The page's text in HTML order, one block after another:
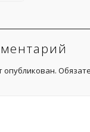
опубликован.